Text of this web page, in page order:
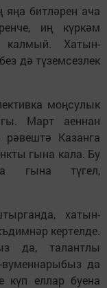
яңа битләрен ача
иң күркәм
Хатын-
дә түземсезлек
моңсулык
Март аеннан
рәвештә Казанга
гына кала. Бу
гына түгел,
хатын-
кертелде.
да, талантлы
да
еллар буена